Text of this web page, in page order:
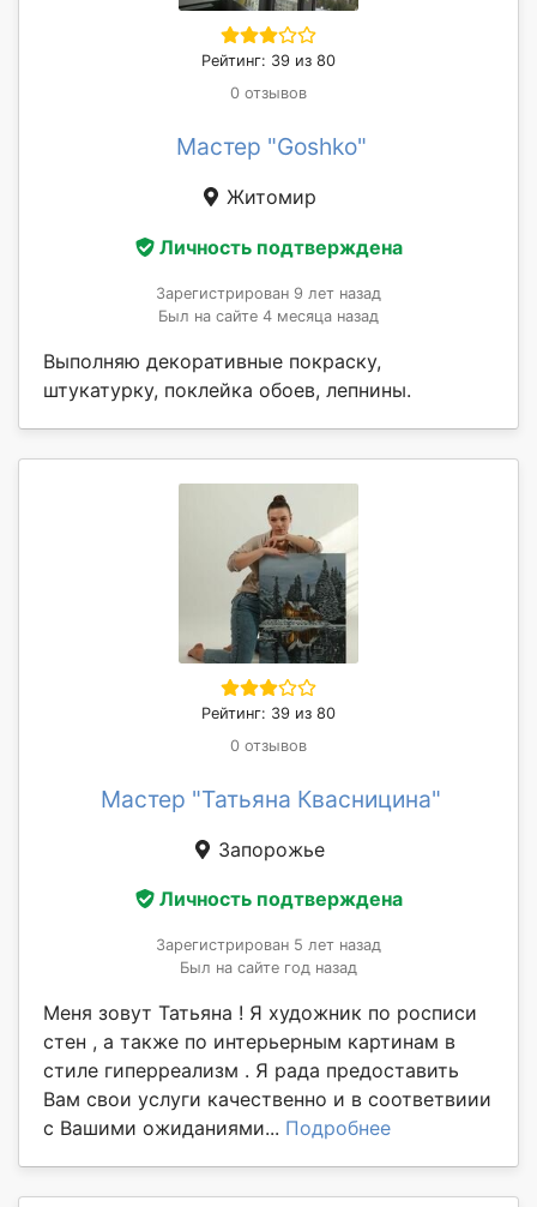
Рейтинг: 39 из 80
0 отзывов
Мастер "Goshko"
Житомир
Личность подтверждена
Зарегистрирован 9 лет назад
Был на сайте 4 месяца назад
Выполняю декоративные покраску,
штукатурку, поклейка обоев, лепнины.
Рейтинг: 39 из 80
0 отзывов
Мастер "Татьяна Квасницина"
Запорожье
Личность подтверждена
Зарегистрирован 5 лет назад
Был на сайте год назад
Меня зовут Татьяна ! Я художник по росписи
стен , а также по интерьерным картинам в
стиле гиперреализм . Я рада предоставить
Вам свои услуги качественно и в соответвиии
с Вашими ожиданиями... Подробнее